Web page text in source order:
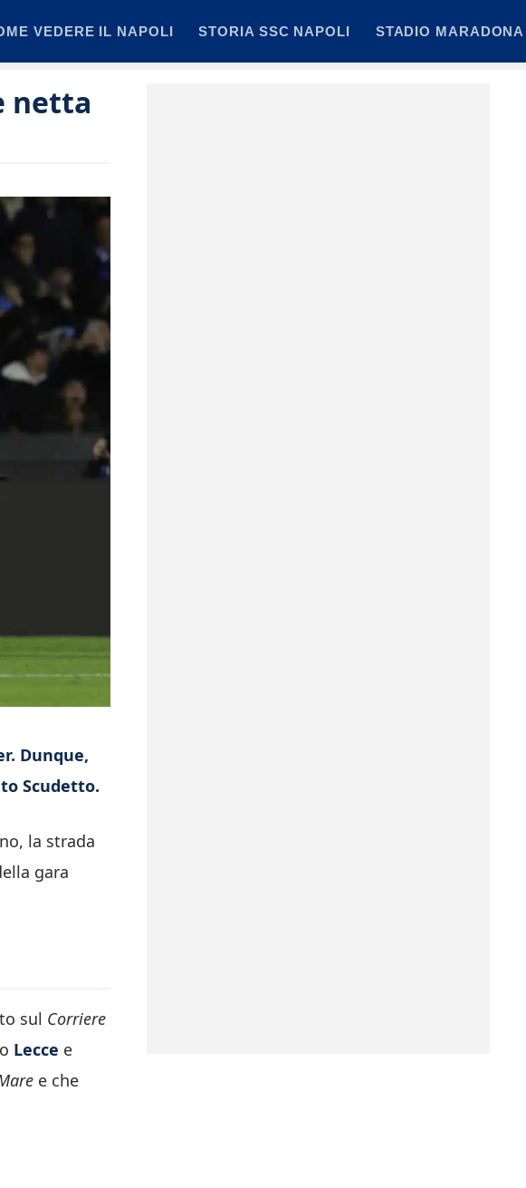
VEDERE IL NAPOLI STORIA SSC NAPOLI STADIO MARADONA
netta
Dunque,
Scudetto.
la strada
gara
sul Corriere
Lecce e
e che